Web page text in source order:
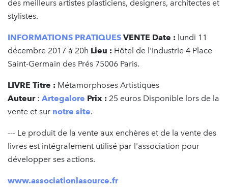
des meilleurs artistes plasticiens, designers, architectes et
stylistes.
INFORMATIONS PRATIQUES VENTE Date : lundi 11
décembre 2017 à 20h Lieu : Hôtel de l'Industrie 4 Place
Saint-Germain des Prés 75006 Paris.
LIVRE Titre : Métamorphoses Artistiques
Auteur : Artegalore Prix : 25 euros Disponible lors de la
vente et sur notre site.
--- Le produit de la vente aux enchères et de la vente des
livres est intégralement utilisé par l'association pour
développer ses actions.
www.associationlasource.fr